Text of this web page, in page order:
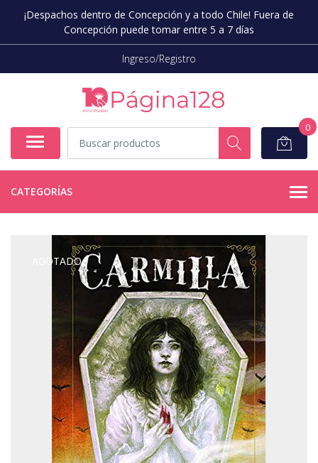
¡Despachos dentro de Concepción y a todo Chile! Fuera de
Concepción puede tomar entre 5 a 7 días
Ingreso/Registro
0
CATEGORÍAS
AGOTADO